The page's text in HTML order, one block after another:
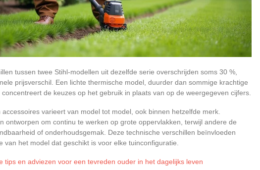
tussen twee Stihl-modellen uit dezelfde serie overschrijden soms 30 %,
prijsverschil. Een lichte thermische model, duurder dan sommige krachtige
de keuzes op het gebruik in plaats van op de weergegeven cijfers.
varieert van model tot model, ook binnen hetzelfde merk.
ontworpen om continu te werken op grote oppervlakken, terwijl andere de
of onderhoudsgemak. Deze technische verschillen beïnvloeden
van het model dat geschikt is voor elke tuinconfiguratie.
tips en adviezen voor een tevreden ouder in het dagelijks leven